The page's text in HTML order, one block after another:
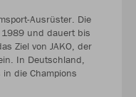
Ausrüster. Die
1989 und dauert bis
Ziel von JAKO, der
In Deutschland,
die Champions